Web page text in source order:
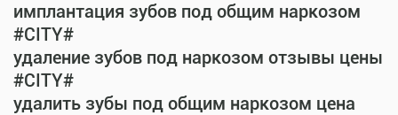
имплантация зубов под общим наркозом
#CITY#
удаление зубов под наркозом отзывы цены
#CITY#
удалить зубы под общим наркозом цена